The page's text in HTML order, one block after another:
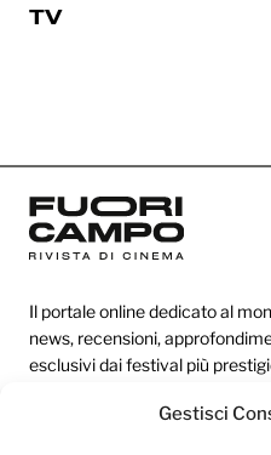
Gestisci
TV
Il portale online dedicato al
news, recensioni,
esclusivi dai festival più